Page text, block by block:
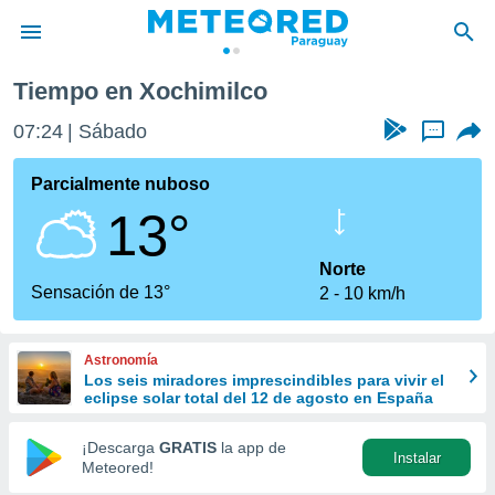
de
ha
que se
calidad.
a este
las
y
forma
digital
basada
Tiempo en Xochimilco
07:24 Sábado ...
Parcialmente nuboso
13°
Sensación de 13°
Norte
2
10 km/h
Astronomía
Los seis miradores imprescindibles para vivir el
eclipse solar total del 12 de agosto en España
¡Descarga GRATIS la app de
Meteored!
Instalar